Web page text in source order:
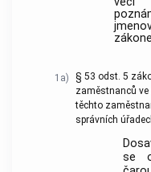
1a)
§ 53 odst. 5
zaměstnanců
těchto
správních
se